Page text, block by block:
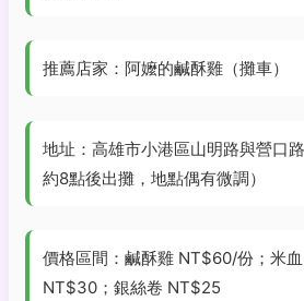
推薦店家：阿嬤的鹹酥雞（攤車）
地址：高雄市小港區山明路與營口
約8點後出攤，地點偶有微調）
價格區間：鹹酥雞 NT$60/份；米
NT$30；銀絲卷 NT$25